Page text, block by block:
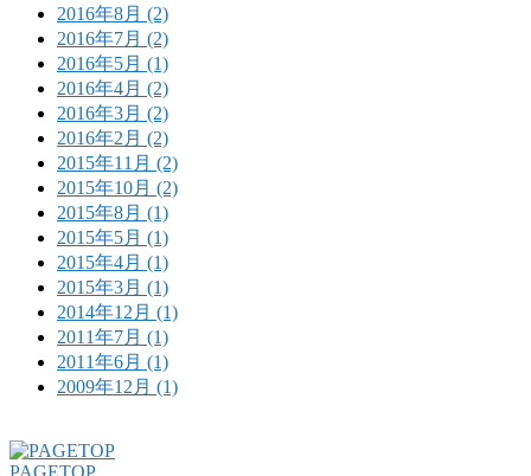
2016年8月 (2)
2016年7月 (2)
2016年5月 (1)
2016年4月 (2)
2016年3月 (2)
2016年2月 (2)
2015年11月 (2)
2015年10月 (2)
2015年8月 (1)
2015年5月 (1)
2015年4月 (1)
2015年3月 (1)
2014年12月 (1)
2011年7月 (1)
2011年6月 (1)
2009年12月 (1)
PAGETOP